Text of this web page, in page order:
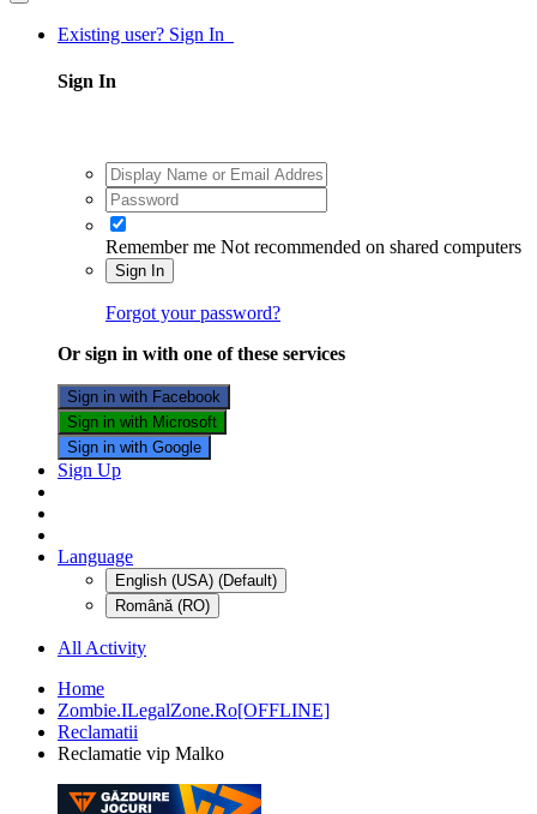
Existing user? Sign In
Sign In
Remember me Not recommended on shared computers
Sign In
Forgot your password?
Or sign in with one of these services
Sign in with Facebook
Sign in with Microsoft
Sign in with Google
Sign Up
Language
English (USA) (Default)
Română (RO)
All Activity
Home
Zombie.ILegalZone.Ro[OFFLINE]
Reclamatii
Reclamatie vip Malko